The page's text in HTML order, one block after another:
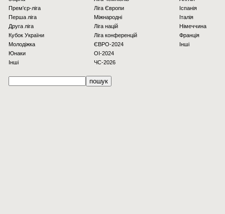
Прем'єр-ліга
Перша ліга
Друга ліга
Кубок України
Молодіжка
Юнаки
Інші
Ліга Європи
Міжнародні
Ліга націй
Ліга конференцій
ЄВРО-2024
OI-2024
ЧС-2026
Іспанія
Італія
Німеччина
Франція
Інші